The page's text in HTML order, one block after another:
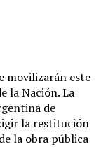
movilizarán este
la Nación. La
de
la restitución
la obra pública